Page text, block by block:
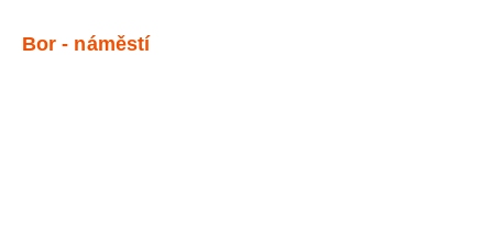
Bor - náměstí